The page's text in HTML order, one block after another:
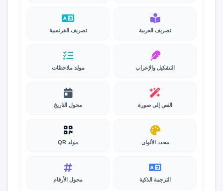
تصريف العربية تصريف الفرنسية
التشكيل والإعراب مولد ملاحظات
النص إلى صورة محول التاريخ
محدد الألوان مولد QR
الترجمة الذكية محول الأرقام